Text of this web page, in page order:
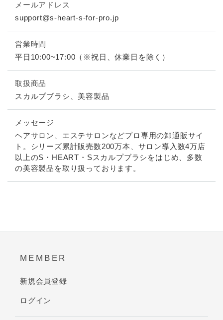
メールアドレス
support@s-heart-s-for-pro.jp
営業時間
平日10:00~17:00（※祝日、休業日を除く）
取扱商品
スカルプブラシ、美容製品
メッセージ
ヘアサロン、エステサロンなどプロ専用の卸通販サイ
ト。シリーズ累計販売数200万本、サロン導入数4万店
以上のS・HEART・Sスカルプブラシをはじめ、多数
の美容製品を取り扱っております。
MEMBER
新規会員登録
ログイン